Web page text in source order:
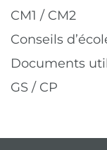
CM1 / CM2
Conseils
Documents
GS / CP